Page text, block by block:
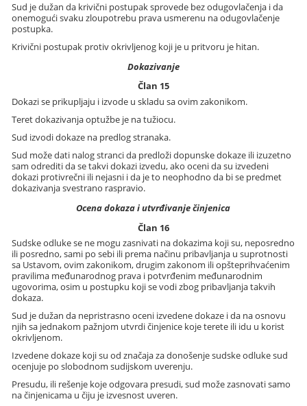
Sud je dužan da krivični postupak sprovede bez odugovlačenja i da
onemogući svaku zloupotrebu prava usmerenu na odugovlačenje
postupka.
Krivični postupak protiv okrivljenog koji je u pritvoru je hitan.
Dokazivanje
Član 15
Dokazi se prikupljaju i izvode u skladu sa ovim zakonikom.
Teret dokazivanja optužbe je na tužiocu.
Sud izvodi dokaze na predlog stranaka.
Sud može dati nalog stranci da predloži dopunske dokaze ili izuzetno
sam odrediti da se takvi dokazi izvedu, ako oceni da su izvedeni
dokazi protivrečni ili nejasni i da je to neophodno da bi se predmet
dokazivanja svestrano raspravio.
Ocena dokaza i utvrđivanje činjenica
Član 16
Sudske odluke se ne mogu zasnivati na dokazima koji su, neposredno
ili posredno, sami po sebi ili prema načinu pribavljanja u suprotnosti
sa Ustavom, ovim zakonikom, drugim zakonom ili opšteprihvaćenim
pravilima međunarodnog prava i potvrđenim međunarodnim
ugovorima, osim u postupku koji se vodi zbog pribavljanja takvih
dokaza.
Sud je dužan da nepristrasno oceni izvedene dokaze i da na osnovu
njih sa jednakom pažnjom utvrdi činjenice koje terete ili idu u korist
okrivljenom.
Izvedene dokaze koji su od značaja za donošenje sudske odluke sud
ocenjuje po slobodnom sudijskom uverenju.
Presudu, ili rešenje koje odgovara presudi, sud može zasnovati samo
na činjenicama u čiju je izvesnost uveren.